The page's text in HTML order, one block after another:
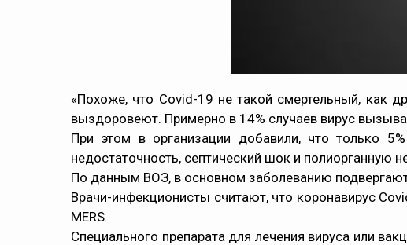
«Похоже, что Covid-19 не такой смертельный, как
выздоровеют. Примерно в 14% случаев вирус
При этом в организации добавили, что только
недостаточность, септический шок и полиорганную
По данным ВОЗ, в основном заболеванию
Врачи-инфекционисты считают, что коронавирус
MERS.
Специального препарата для лечения вируса или